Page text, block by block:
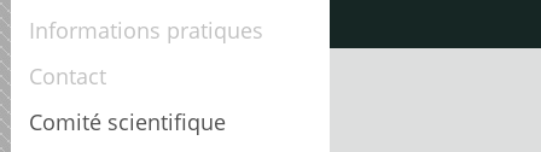
Informations pratiques
Contact
Comité scientifique